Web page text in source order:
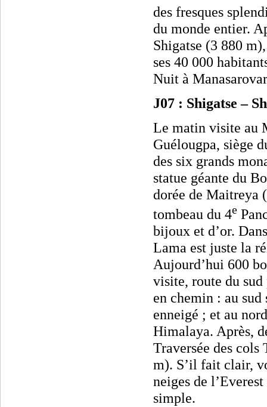
des fresques
du monde entier.
Shigatse (3 880
ses 40 000
Nuit à
J07 : Shigatse –
Le matin visite au
Guélougpa, siège
des six grands
statue géante du
dorée de Maitreya
tombeau du 4e
bijoux et d’or.
Lama est juste la
Aujourd’hui 600
visite, route du
en chemin : au
enneigé ; et au
Himalaya. Après,
Traversée des
m). S’il fait clair,
neiges de
simple.